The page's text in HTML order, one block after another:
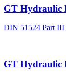
GT Hydraulic
DIN 51524 Part
GT Hydraulic